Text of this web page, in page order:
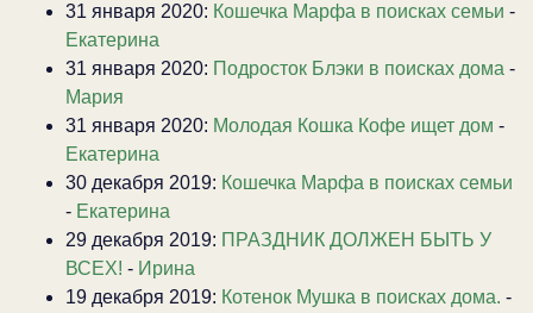
31 января 2020: Кошечка Марфа в поисках семьи -
Екатерина
31 января 2020: Подросток Блэки в поисках дома -
Мария
31 января 2020: Молодая Кошка Кофе ищет дом -
Екатерина
30 декабря 2019: Кошечка Марфа в поисках семьи
- Екатерина
29 декабря 2019: ПРАЗДНИК ДОЛЖЕН БЫТЬ У
ВСЕХ! - Ирина
19 декабря 2019: Котенок Мушка в поисках дома. -